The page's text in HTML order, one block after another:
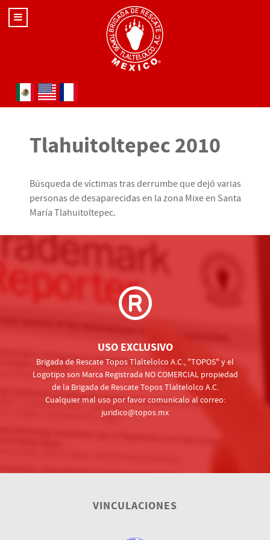
Seleccione su idioma
Tlahuitoltepec 2010
Búsqueda de víctimas tras derrumbe que dejó varias
personas de desaparecidas en la zona Mixe en Santa
María Tlahuitoltepec.
USO EXCLUSIVO
Brigada de Rescate Topos Tlaltelolco A.C., "TOPOS" y el
Logotipo son Marca Registrada NO COMERCIAL propiedad
de la Brigada de Rescate Topos Tlaltelolco A.C.
Cualquier mal uso por favor comunícalo al correo:
juridico@topos.mx
VINCULACIONES